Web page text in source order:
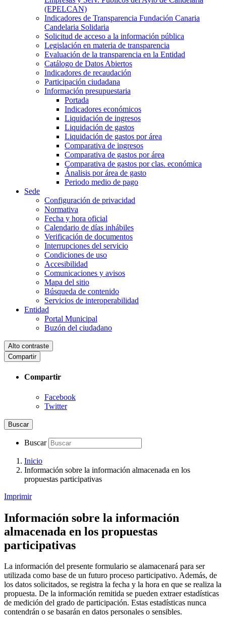
(EPELCAN)
Indicadores de Transparencia Fundación Canaria
Candelaria Solidaria
Solicitud de acceso a la información pública
Legislación en materia de transparencia
Evaluación de la transparencia en la Entidad
Catálogo de Datos Abiertos
Indicadores de recaudación
Participación ciudadana
Información presupuestaria
Portada
Indicadores económicos
Liquidación de ingresos
Liquidación de gastos
Liquidación de gastos por área
Comparativa de ingresos
Comparativa de gastos por área
Comparativa de gastos por clas. económica
Ánalisis por área de gasto
Periodo medio de pago
Sede
Configuración de privacidad
Normativa
Fecha y hora oficial
Calendario de días inhábiles
Verificación de documentos
Interrupciones del servicio
Condiciones de uso
Accesibilidad
Comunicaciones y avisos
Mapa del sitio
Búsqueda de contenido
Servicios de interoperabilidad
Entidad
Portal Municipal
Buzón del ciudadano
Alto contraste
Compartir
Compartir
Facebook
Twitter
Buscar
Buscar
Inicio
Información sobre la información almacenada en los
propuestas participativas
Imprimir
Información sobre la información
almacenada en los propuestas
participativas
La información del presente formulario se alamacenará para ser
utilizada como base de un futuro proceso participativo. Además, de
los datos solicitados, se registra la fecha y la hora en que se realiza la
propuesta. De la información remitida se pueden extraer estadísticas
de medición del grado de participación. Estas estadísticas nunca
contendrán o se basarán en datos personales o sensibles.